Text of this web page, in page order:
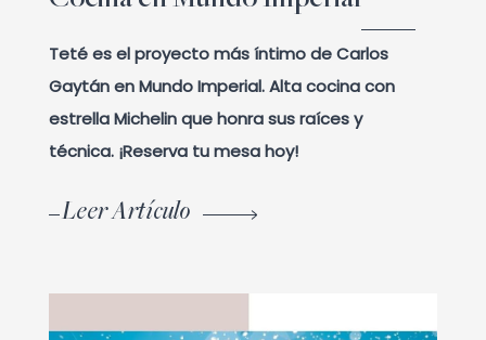
Teté es el proyecto más íntimo de Carlos
Gaytán en Mundo Imperial. Alta cocina con
estrella Michelin que honra sus raíces y
técnica. ¡Reserva tu mesa hoy!
Leer Artículo